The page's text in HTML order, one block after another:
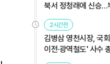
북서 정청래에 신승…
었다 外
2시간전
김병삼 영천시장, 국
이전·광역철도' 사수